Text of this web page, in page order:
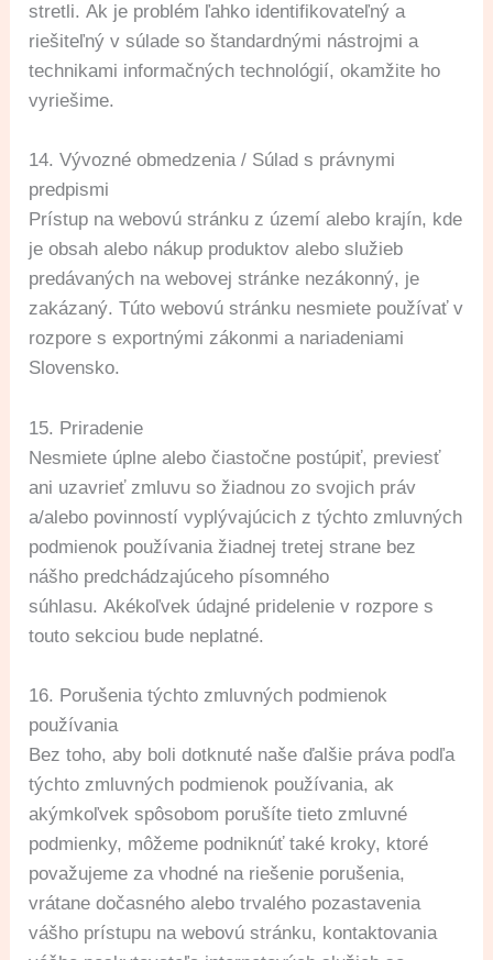
stretli. Ak je problém ľahko identifikovateľný a
riešiteľný v súlade so štandardnými nástrojmi a
technikami informačných technológií, okamžite ho
vyriešime.
14. Vývozné obmedzenia / Súlad s právnymi
predpismi
Prístup na webovú stránku z území alebo krajín, kde
je obsah alebo nákup produktov alebo služieb
predávaných na webovej stránke nezákonný, je
zakázaný. Túto webovú stránku nesmiete používať v
rozpore s exportnými zákonmi a nariadeniami
Slovensko.
15. Priradenie
Nesmiete úplne alebo čiastočne postúpiť, previesť
ani uzavrieť zmluvu so žiadnou zo svojich práv
a/alebo povinností vyplývajúcich z týchto zmluvných
podmienok používania žiadnej tretej strane bez
nášho predchádzajúceho písomného
súhlasu. Akékoľvek údajné pridelenie v rozpore s
touto sekciou bude neplatné.
16. Porušenia týchto zmluvných podmienok
používania
Bez toho, aby boli dotknuté naše ďalšie práva podľa
týchto zmluvných podmienok používania, ak
akýmkoľvek spôsobom porušíte tieto zmluvné
podmienky, môžeme podniknúť také kroky, ktoré
považujeme za vhodné na riešenie porušenia,
vrátane dočasného alebo trvalého pozastavenia
vášho prístupu na webovú stránku, kontaktovania